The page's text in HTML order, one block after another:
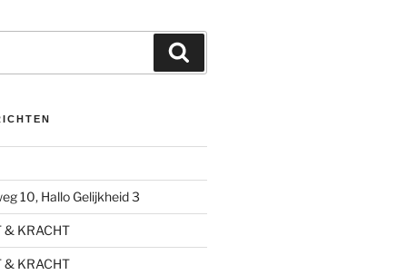
10, Hallo Gelijkheid 3
& KRACHT
& KRACHT